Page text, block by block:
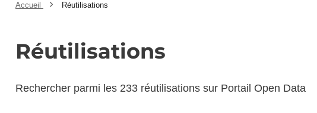
Accueil Réutilisations
Réutilisations
Rechercher parmi les 233 réutilisations sur Portail Open Data